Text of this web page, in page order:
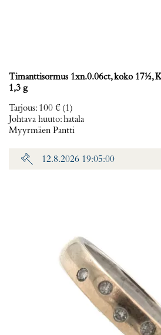
Timanttisormus 1xn.0.06ct, koko 17½,
1,3 g
Tarjous: 100 € (1)
Johtava huuto:hatala
Myyrmäen Pantti
12.8.2026 19:05:00